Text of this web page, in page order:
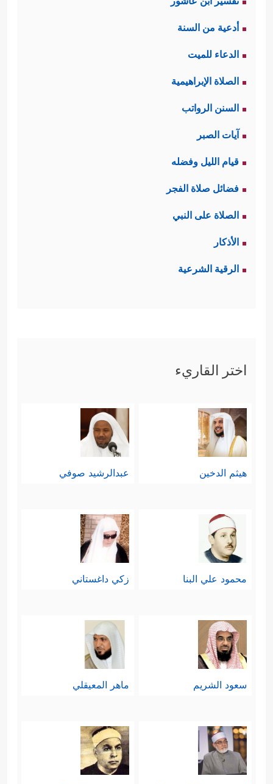
أدعية من السنة
الدعاء للميت
الصلاة الإبراهيمية
السنن الرواتب
آيات الصبر
قيام الليل وفضله
فضائل صلاة الفجر
الصلاة على النبي
الأذكار
الرقية الشرعية
اختر القاريء
هيثم الدخين عبدالرشيد صوفي
محمود علي البنا زكي داغستاني
سعود الشريم ماهر المعيقلي